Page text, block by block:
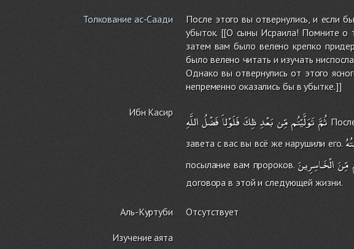
Толкование ас-Саади
После этого вы отвернулись, и если
убыток. [[О сыны Исраила! Помните о
затем вам было велено крепко
было велено читать и изучать
Однако вы отвернулись от этого
непременно оказались бы в убытке.]]
Ибн Касир ثُمَّتَوَلَّيْتُممِّنبَعْدِذلِكَفَلَوْلاَفَضْلُاللَّهِ
завета с вас вы всё же нарушили его.
посылание вам пророков.
مِّنَالْخَـاسِرِينَ
договора в этой и следующей жизни.
Аль-Куртуби Отсутствует
Изучение аята